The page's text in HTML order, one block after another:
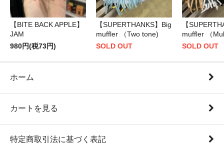
【BITE BACK APPLE】
JAM
980円(税73円)
【SUPERTHANKS】Big
muffler （Two tone)
SOLD OUT
【
muffler （
SOLD OUT
ホーム
カートを見る
特定商取引法に基づく表記